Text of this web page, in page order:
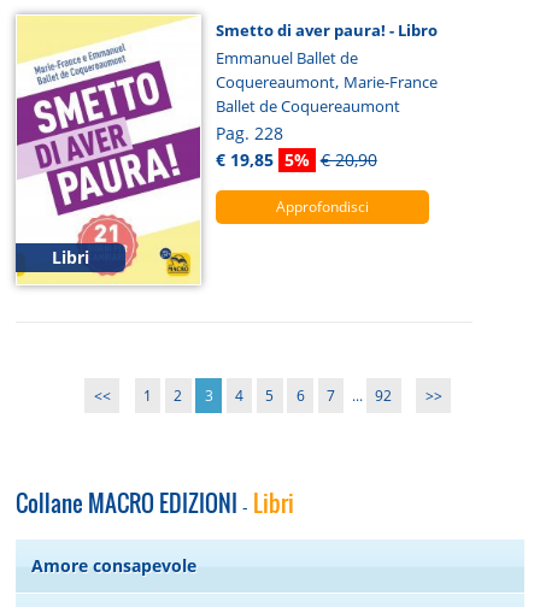
Libri
Smetto di aver paura! - Libro
Emmanuel Ballet de
Coquereaumont, Marie-France
Ballet de Coquereaumont
Pag. 228
€ 19,85 5% € 20,90
Approfondisci
<< 1 2 3 4 5 6 7 ... 92 >>
Collane MACRO EDIZIONI - Libri
Amore consapevole